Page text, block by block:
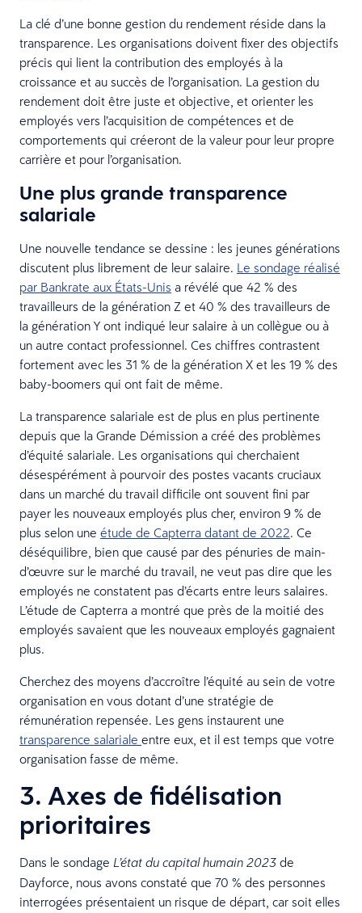
La clé d’une bonne gestion du rendement réside dans la
transparence. Les organisations doivent fixer des objectifs
précis qui lient la contribution des employés à la
croissance et au succès de l’organisation. La gestion du
rendement doit être juste et objective, et orienter les
employés vers l’acquisition de compétences et de
comportements qui créeront de la valeur pour leur propre
carrière et pour l’organisation.
Une plus grande transparence
salariale
Une nouvelle tendance se dessine : les jeunes générations
discutent plus librement de leur salaire. Le sondage réalisé
par Bankrate aux États-Unis a révélé que 42 % des
travailleurs de la génération Z et 40 % des travailleurs de
la génération Y ont indiqué leur salaire à un collègue ou à
un autre contact professionnel. Ces chiffres contrastent
fortement avec les 31 % de la génération X et les 19 % des
baby-boomers qui ont fait de même.
La transparence salariale est de plus en plus pertinente
depuis que la Grande Démission a créé des problèmes
d’équité salariale. Les organisations qui cherchaient
désespérément à pourvoir des postes vacants cruciaux
dans un marché du travail difficile ont souvent fini par
payer les nouveaux employés plus cher, environ 9 % de
plus selon une étude de Capterra datant de 2022. Ce
déséquilibre, bien que causé par des pénuries de main-
d’œuvre sur le marché du travail, ne veut pas dire que les
employés ne constatent pas d’écarts entre leurs salaires.
L’étude de Capterra a montré que près de la moitié des
employés savaient que les nouveaux employés gagnaient
plus.
Cherchez des moyens d’accroître l’équité au sein de votre
organisation en vous dotant d’une stratégie de
rémunération repensée. Les gens instaurent une
transparence salariale entre eux, et il est temps que votre
organisation fasse de même.
3. Axes de fidélisation
prioritaires
Dans le sondage L’état du capital humain 2023 de
Dayforce, nous avons constaté que 70 % des personnes
interrogées présentaient un risque de départ, car soit elles